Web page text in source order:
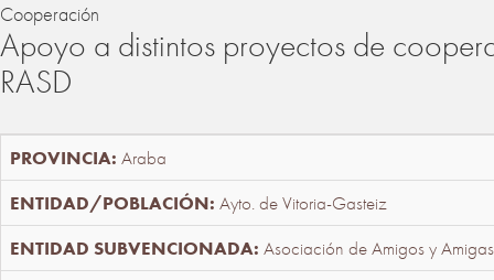
Cooperación
Apoyo a distintos proyectos de
RASD
Araba
Ayto. de Vitoria-Gasteiz
Asociación de Amigos y